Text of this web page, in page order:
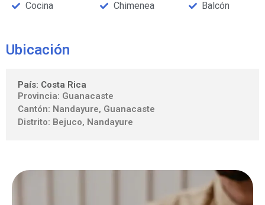
Cocina Chimenea Balcón
Ubicación
País: Costa Rica
Provincia: Guanacaste
Cantón: Nandayure, Guanacaste
Distrito: Bejuco, Nandayure